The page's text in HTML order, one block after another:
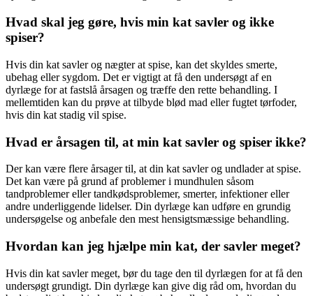
Hvad skal jeg gøre, hvis min kat savler og ikke
spiser?
Hvis din kat savler og nægter at spise, kan det skyldes smerte,
ubehag eller sygdom. Det er vigtigt at få den undersøgt af en
dyrlæge for at fastslå årsagen og træffe den rette behandling. I
mellemtiden kan du prøve at tilbyde blød mad eller fugtet tørfoder,
hvis din kat stadig vil spise.
Hvad er årsagen til, at min kat savler og spiser ikke?
Der kan være flere årsager til, at din kat savler og undlader at spise.
Det kan være på grund af problemer i mundhulen såsom
tandproblemer eller tandkødsproblemer, smerter, infektioner eller
andre underliggende lidelser. Din dyrlæge kan udføre en grundig
undersøgelse og anbefale den mest hensigtsmæssige behandling.
Hvordan kan jeg hjælpe min kat, der savler meget?
Hvis din kat savler meget, bør du tage den til dyrlægen for at få den
undersøgt grundigt. Din dyrlæge kan give dig råd om, hvordan du